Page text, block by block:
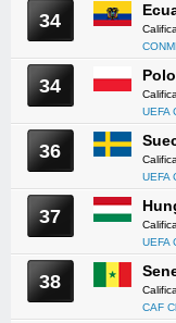
34
34
UEFA
36
UEFA
37
UEFA
38
CAF